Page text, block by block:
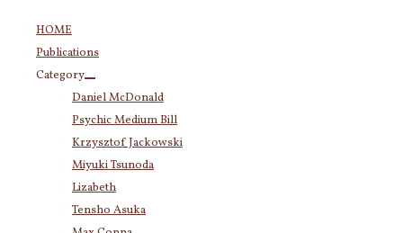
HOME
Publications
Category
Daniel McDonald
Psychic Medium Bill
Krzysztof Jackowski
Miyuki Tsunoda
Lizabeth
Tensho Asuka